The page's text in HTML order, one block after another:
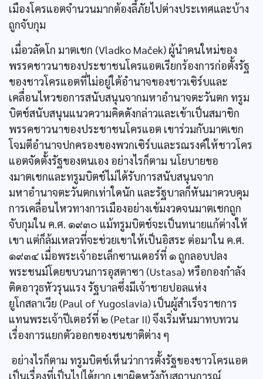
เมืองโครแอตจำนวนมากต้องลี้ภัยไปต่างประเทศและบ้าง
ถูกจับกุม
เมื่อวลัดโก มาตเชก (Vladko Maček) ผู้นำคนใหม่ของ
พรรคชาวนาของประชาชนโครแอตเรียกร้องการก่อตั้งรัฐ
ของชาวโครแอตที่ไม่อยู่ใต้อำนาจของชาวเซิร์บและ
เคลื่อนไหวขอการสนับสนุนจากมหาอำนาจตะวันตก ทรูม
บิตช์สนับสนุนแนวความคิดดังกล่าวและเข้าเป็นสมาชิก
พรรคชาวนาของประชาชนโครแอต เขาร่วมกับมาตเชก
โจมตีอำนาจปกครองของพวกเซิร์บและรณรงค์ให้ชาวโคร
แอตจัดตั้งรัฐของตนเอง อย่างไรก็ตาม นโยบายขอ
งมาตเชกและทรูมบิตช์ไม่ได้รับการสนับสนุนจาก
มหาอำนาจตะวันตกเท่าใดนัก และรัฐบาลก็หันมาควบคุม
การเคลื่อนไหวทางการเมืองอย่างเข้มงวดจนมาตเชกถูก
จับกุมใน ค.ศ. ๑๙๓๐ แม้ทรูมบิตช์จะเป็นทนายแก้ต่างให้
เขา แต่ก็ล้มเหลวที่จะช่วยเขาให้เป็นอิสระ ต่อมาใน ค.ศ.
๑๙๓๔ เมื่อพระเจ้าอะเล็กซานเดอร์ที่ ๑ ถูกลอบปลง
พระชนม์โดยขบวนการอุสตาซา (Ustasa) หรือกองกำลัง
ติดอาวุธหัวรุนแรง รัฐบาลซึ่งมีเจ้าชายปอลแห่ง
ยูโกสลาเวีย (Paul of Yugoslavia) เป็นผู้สำเร็จราชการ
แทนพระเจ้าปีเตอร์ที่ ๒ (Petar II) จึงเริ่มหันมาทบทวน
เรื่องการแยกตัวออกของชนชาติต่าง ๆ
อย่างไรก็ตาม ทรูมบิตช์เห็นว่าการตั้งรัฐของชาวโครแอต
เป็นเรื่องที่เป็นไปได้ยาก เขาผิดหวังกับสถานการณ์